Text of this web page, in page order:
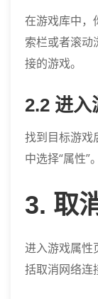
在游戏库中，
索栏或者滚动
接的游戏。
2.2 进入
找到目标游戏
中选择“属性”。
3. 取
进入游戏属性
括取消网络连